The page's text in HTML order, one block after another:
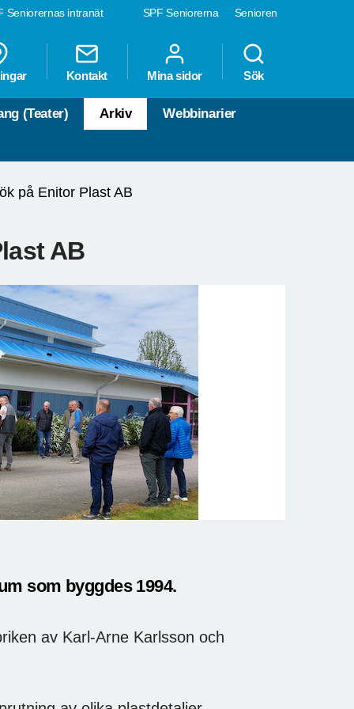
SPF Seniorerna Senioren
Seniorernas intranät
Kontakt Mina sidor Sök
(Teater) Arkiv Webbinarier
på Enitor Plast AB
AB
som byggdes 1994.
av Karl-Arne Karlsson och